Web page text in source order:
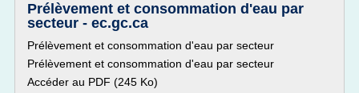
Prélèvement et consommation d'eau par
secteur - ec.gc.ca
Prélèvement et consommation d'eau par secteur
Prélèvement et consommation d'eau par secteur
Accéder au PDF (245 Ko)